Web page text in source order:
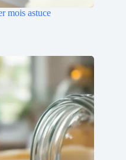
mois astuce